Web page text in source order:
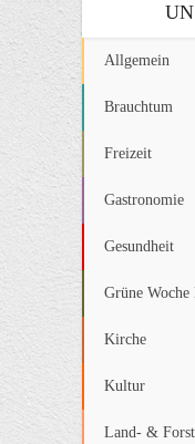
Allgemein
Brauchtum
Freizeit
Gastronomie
Gesundheit
Grüne
Kirche
Kultur
Land- &